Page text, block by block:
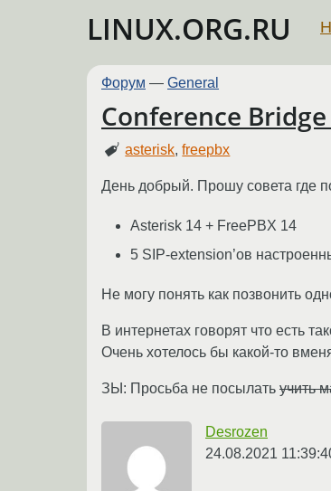
LINUX.ORG.RU
Форум — General
Conference Bridge
asterisk,freepbx
День добрый. Прошу совета где
Asterisk 14 + FreePBX 14
5 SIP-extension’ов
Не могу понять как позвонить
В интернетах говорят что есть
Очень хотелось бы какой-то
ЗЫ: Просьба не посылать учить
Desrozen
24.08.2021